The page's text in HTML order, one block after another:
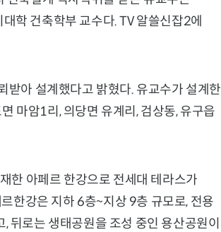
학 건축학부 교수다. TV 알쓸신잡2에
받아 설계했다고 밝혔다. 유교수가 설계한
마암1리, 의당면 유계리, 검상동, 유구읍
한 아페르 한강으로 전세대 테라스가
한강은 지하 6층~지상 9층 규모로, 전용
로는 생태공원을 조성 중인 용산공원이